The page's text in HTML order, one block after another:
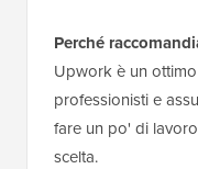
Perché
Upwork è un
professionisti e
fare un po' di
scelta.